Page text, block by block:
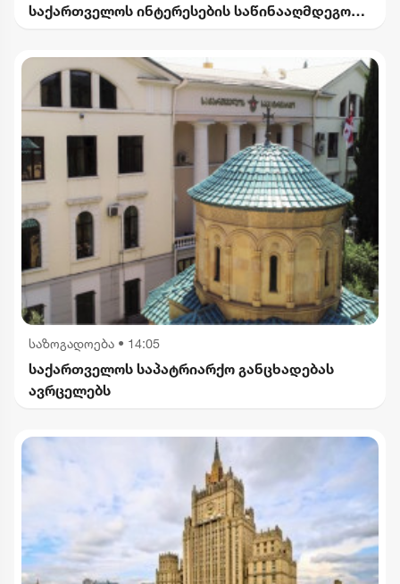
საქართველოს ინტერესების საწინააღმდეგოდ
საზოგადოება • 14:05
საქართველოს საპატრიარქო განცხადებას
ავრცელებს